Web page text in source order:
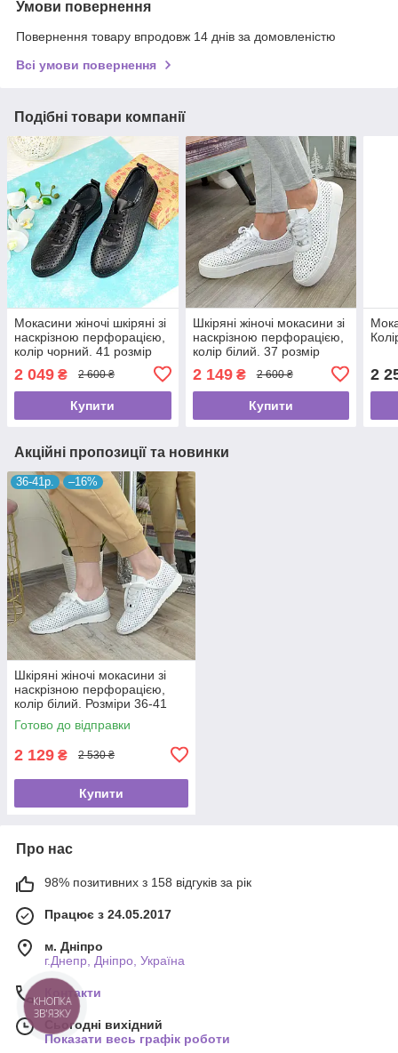
Умови повернення
Повернення товару впродовж 14 днів за домовленістю
Всі умови повернення
Подібні товари компанії
Мокасини жіночі шкіряні зі
наскрізною перфорацією,
колір чорний. 41 розмір
2 049 ₴ 2 600 ₴
Купити
Шкіряні жіночі мокасини зі
наскрізною перфорацією,
колір білий. 37 розмір
2 149₴ 2 600 ₴
Купити
2
Акційні пропозиції та новинки
36-41р. –16%
Шкіряні жіночі мокасини зі
наскрізною перфорацією,
колір білий. Розміри 36-41
Готово до відправки
2 129 ₴ 2 530 ₴
Купити
Про нас
98% позитивних з 158 відгуків за рік
Працює з 24.05.2017
м. Дніпро
г.Днепр, Дніпро, Україна
Контакти
Сьогодні вихідний
Показати весь графік роботи
КНОПКА
ЗВ'ЯЗКУ